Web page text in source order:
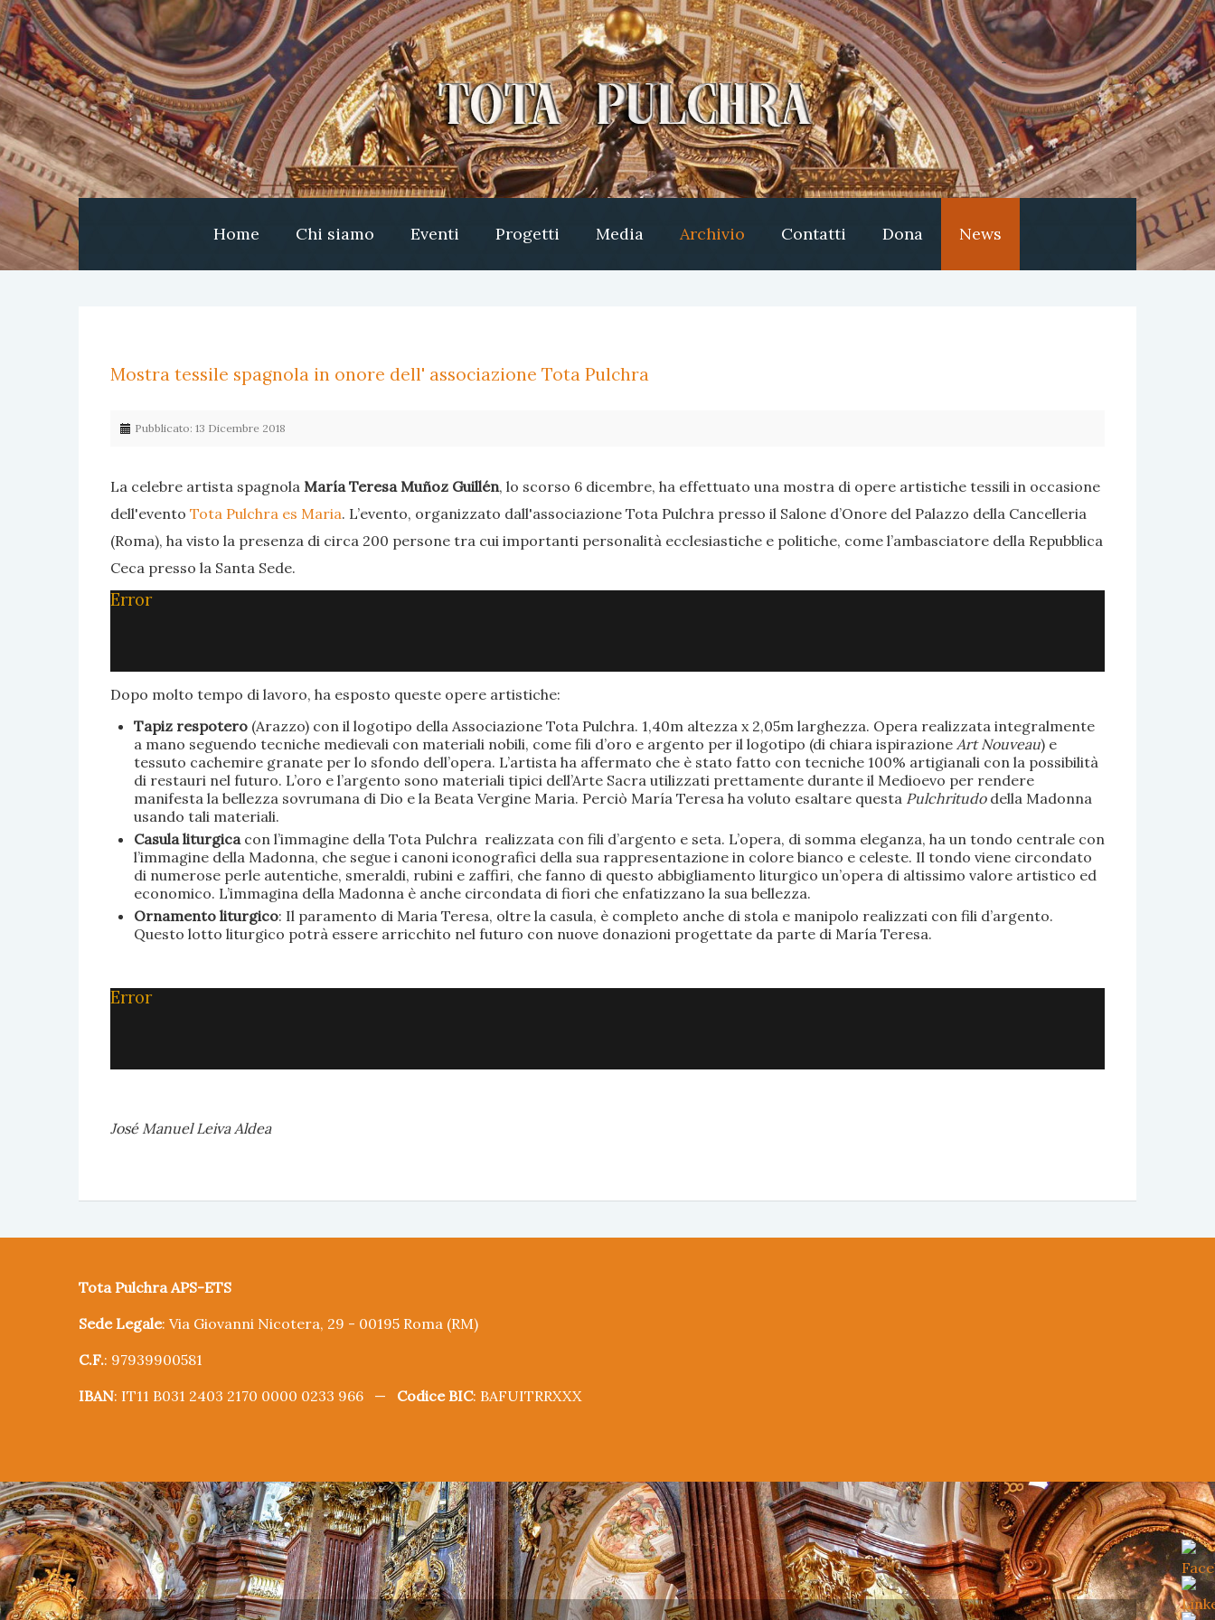
Home Chi siamo Eventi Progetti Media Archivio Contatti Dona News
Mostra tessile spagnola in onore dell' associazione Tota Pulchra
Pubblicato: 13 Dicembre 2018
La celebre artista spagnola María Teresa Muñoz Guillén, lo scorso 6 dicembre, ha effettuato una mostra di opere artistiche tessili in occasione
dell'evento Tota Pulchra es Maria. L’evento, organizzato dall'associazione Tota Pulchra presso il Salone d’Onore del Palazzo della Cancelleria
(Roma), ha visto la presenza di circa 200 persone tra cui importanti personalità ecclesiastiche e politiche, come l’ambasciatore della Repubblica
Ceca presso la Santa Sede.
Error
Dopo molto tempo di lavoro, ha esposto queste opere artistiche:
Tapiz respotero(Arazzo) con il logotipo della Associazione Tota Pulchra. 1,40m altezza x 2,05m larghezza. Opera realizzata integralmente
a mano seguendo tecniche medievali con materiali nobili, come fili d’oro e argento per il logotipo (di chiara ispirazione Art Nouveau) e
tessuto cachemire granate per lo sfondo dell’opera. L’artista ha affermato che è stato fatto con tecniche 100% artigianali con la possibilità
di restauri nel futuro. L’oro e l’argento sono materiali tipici dell’Arte Sacra utilizzati prettamente durante il Medioevo per rendere
manifesta la bellezza sovrumana di Dio e la Beata Vergine Maria. Perciò María Teresa ha voluto esaltare questa Pulchritudo della Madonna
usando tali materiali.
Casula liturgica con l’immagine della Tota Pulchra realizzata con fili d’argento e seta. L’opera, di somma eleganza, ha un tondo centrale con
l’immagine della Madonna, che segue i canoni iconografici della sua rappresentazione in colore bianco e celeste. Il tondo viene circondato
di numerose perle autentiche, smeraldi, rubini e zaffiri, che fanno di questo abbigliamento liturgico un’opera di altissimo valore artistico ed
economico. L’immagina della Madonna è anche circondata di fiori che enfatizzano la sua bellezza.
Ornamento liturgico: Il paramento di Maria Teresa, oltre la casula, è completo anche di stola e manipolo realizzati con fili d’argento.
Questo lotto liturgico potrà essere arricchito nel futuro con nuove donazioni progettate da parte di María Teresa.
Error
José Manuel Leiva Aldea
Tota Pulchra APS-ETS
Sede Legale: Via Giovanni Nicotera, 29 - 00195 Roma (RM)
C.F.: 97939900581
IBAN: IT11 B031 2403 2170 0000 0233 966 — Codice BIC: BAFUITRRXXX